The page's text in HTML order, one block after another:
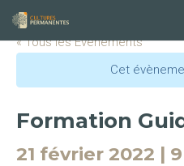
« Tous les Évènements
Cet
Formation
21 février 2022 |